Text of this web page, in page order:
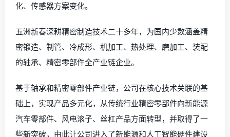
化、传感器方案变化。
五洲新春深耕精密制造技术二十多年，为国内少数涵盖精
密锻造、制管、冷成形、机加工、热处理、磨加工、装配
的轴承、精密零部件全产业链企业。
基于轴承和精密零部件产业链，公司在核心技术关联的基
础上，实现产品多元化，从传统行业精密零部件向新能源
汽车零部件、风电滚子、丝杠产品方面转型，并取得了一
些新突破，由此让公司进入了新能源和人工智能硬件建设